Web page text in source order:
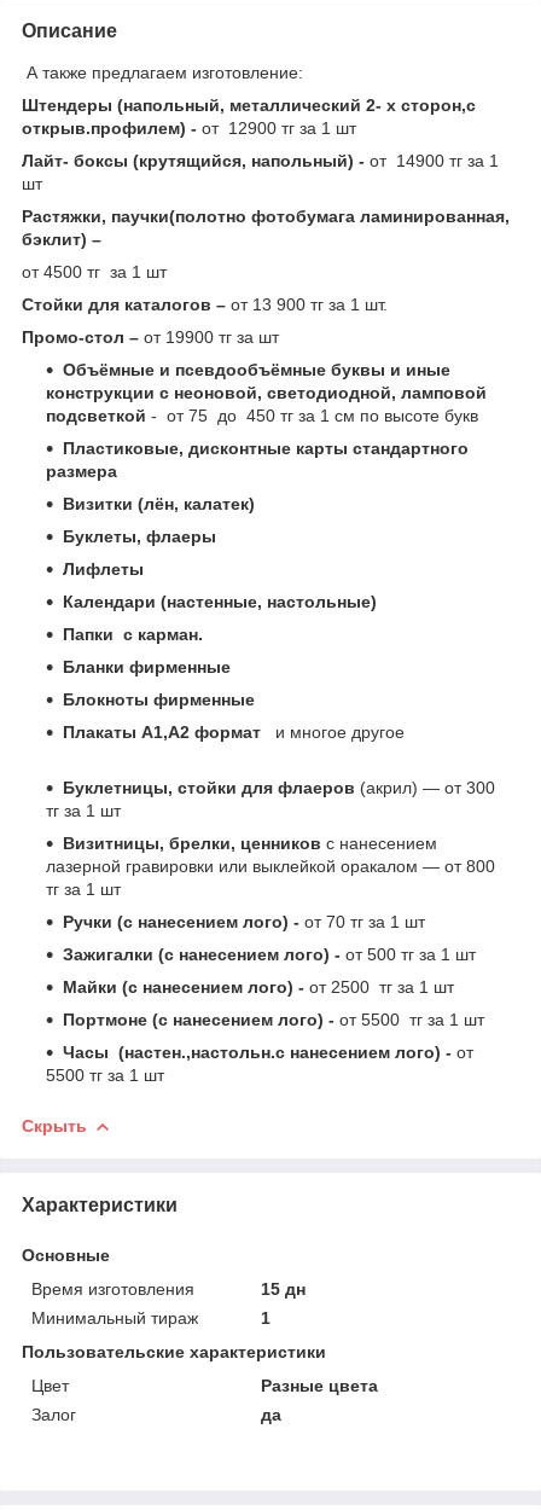
Описание
А также предлагаем изготовление:
Штендеры (напольный, металлический 2- х сторон,с
открыв.профилем) - от 12900 тг за 1 шт
Лайт- боксы (крутящийся, напольный) - от 14900 тг за 1
шт
Растяжки, паучки(полотно фотобумага ламинированная,
бэклит) –
от 4500 тг за 1 шт
Стойки для каталогов – от 13 900 тг за 1 шт.
Промо-стол – от 19900 тг за шт
Объёмные и псевдообъёмные буквы и иные
конструкции с неоновой, светодиодной, ламповой
подсветкой - от 75 до 450 тг за 1 см по высоте букв
Пластиковые, дисконтные карты стандартного
размера
Визитки (лён, калатек)
Буклеты, флаеры
Лифлеты
Календари (настенные, настольные)
Папки с карман.
Бланки фирменные
Блокноты фирменные
Плакаты А1,А2 формат и многое другое
Буклетницы, стойки для флаеров (акрил) ― от 300
тг за 1 шт
Визитницы, брелки, ценников с нанесением
лазерной гравировки или выклейкой оракалом ― от 800
тг за 1 шт
Ручки (с нанесением лого) - от 70 тг за 1 шт
Зажигалки (с нанесением лого) - от 500 тг за 1 шт
Майки (с нанесением лого) - от 2500 тг за 1 шт
Портмоне (с нанесением лого) - от 5500 тг за 1 шт
Часы (настен.,настольн.с нанесением лого) - от
5500 тг за 1 шт
Скрыть
Характеристики
Основные
Время изготовления
15 дн
Минимальный тираж
1
Пользовательские характеристики
Цвет
Разные цвета
Залог
да